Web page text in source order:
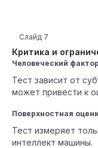
Критика и
Слайд 7
Человеческий фактор
Тест зависит от
может привести к
Поверхностная
Тест измеряет
интеллект машины.